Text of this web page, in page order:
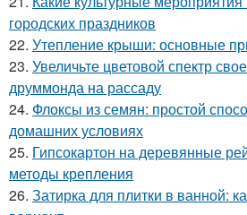
городских праздников
22. Утепление крыши: основные
23. Увеличьте цветовой спектр
друммонда на рассаду
24. Флоксы из семян: простой
домашних условиях
25. Гипсокартон на деревянные
методы крепления
26. Затирка для плитки в ванной: